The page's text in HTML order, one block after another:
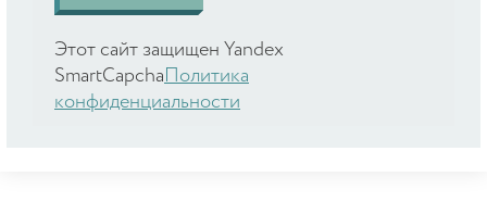
Этот сайт защищен Yandex
SmartCapcha Политика
конфиденциальности